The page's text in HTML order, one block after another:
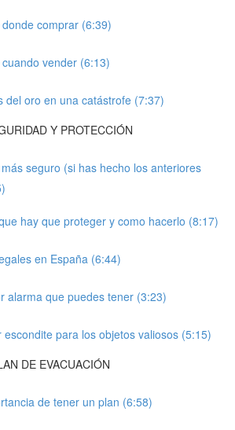
comprar (6:39)
vender (6:13)
del oro en una catástrofe (7:37)
Y PROTECCIÓN
seguro (si has hecho los anteriores
hay que proteger y como hacerlo (8:17)
en España (6:44)
alarma que puedes tener (3:23)
escondite para los objetos valiosos (5:15)
DE EVACUACIÓN
de tener un plan (6:58)